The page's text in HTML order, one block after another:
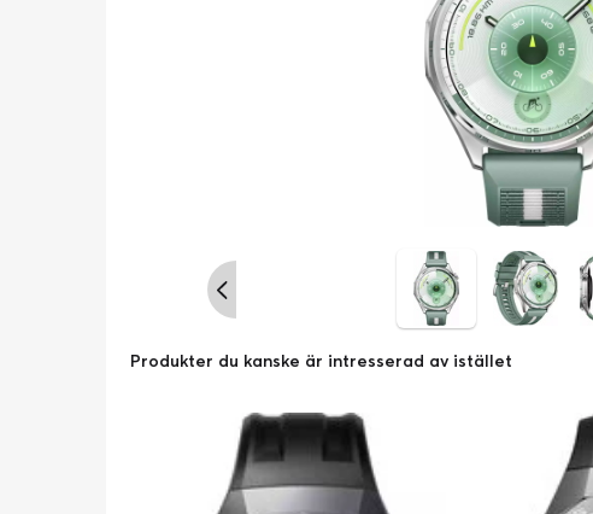
Produkter du kanske är intresserad av istället